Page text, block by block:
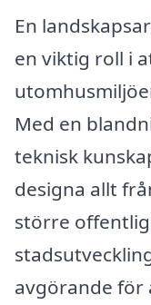
En
en viktig roll i
Med en
teknisk
designa allt
större
avgörande för